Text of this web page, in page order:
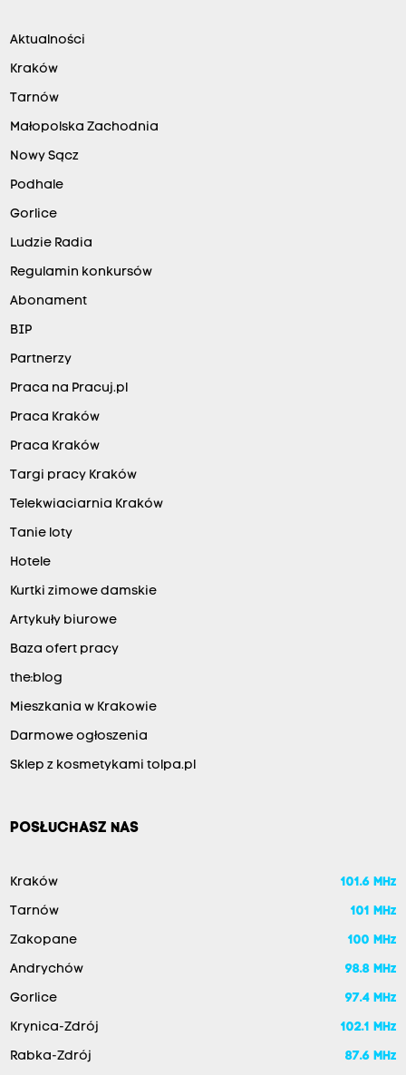
Aktualności
Kraków
Tarnów
Małopolska Zachodnia
Nowy Sącz
Podhale
Gorlice
Ludzie Radia
Regulamin konkursów
Abonament
BIP
Partnerzy
Praca na Pracuj.pl
Praca Kraków
Praca Kraków
Targi pracy Kraków
Telekwiaciarnia Kraków
Tanie loty
Hotele
Kurtki zimowe damskie
Artykuły biurowe
Baza ofert pracy
the:blog
Mieszkania w Krakowie
Darmowe ogłoszenia
Sklep z kosmetykami tolpa.pl
POSŁUCHASZ NAS
Kraków 101.6 MHz
Tarnów 101 MHz
Zakopane 100 MHz
Andrychów 98.8 MHz
Gorlice 97.4 MHz
Krynica-Zdrój 102.1 MHz
Rabka-Zdrój 87.6 MHz